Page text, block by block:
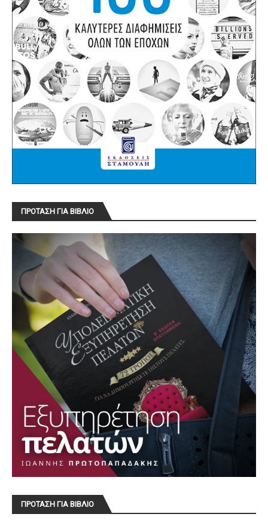
ΠΡΟΤΑΣΗ ΓΙΑ ΒΙΒΛΙΟ
ΠΡΟΤΑΣΗ ΓΙΑ ΒΙΒΛΙΟ